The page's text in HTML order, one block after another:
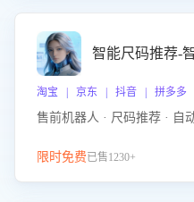
智能尺码推荐-
淘宝 | 京东 | 抖音 | 拼多多
售前机器人 · 尺码推荐 · 自
限时免费已售1230+